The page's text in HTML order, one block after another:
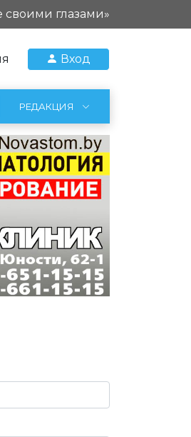
своими глазами»
Вход
РЕДАКЦИЯ